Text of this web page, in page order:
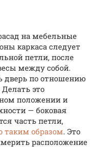
на мебельные
каркаса следует
петли, после
между собой.
дверь по отношению
это
положении и
— боковая
часть петли,
таким образом. Это
расположение